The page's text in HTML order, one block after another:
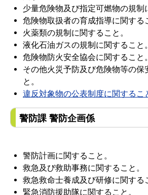
少量危険物及び指定可燃物の規制
危険物取扱者の育成指導に関する
火薬類の規制に関すること。
液化石油ガスの規制に関すること。
危険物防火安全協会に関すること。
その他火災予防及び危険物等の保
と。
違反対象物の公表制度に関するこ
警防課 警防企画係
警防計画に関すること。
救急及び救助事務に関すること。
救急救命士養成及び研修に関する
緊急消防援助隊に関すること。